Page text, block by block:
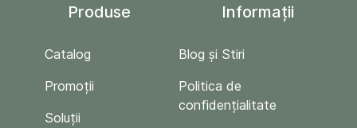
Produse
Catalog
Promoții
Soluții
Informații
Blog și Stiri
Politica de
confidențialitate